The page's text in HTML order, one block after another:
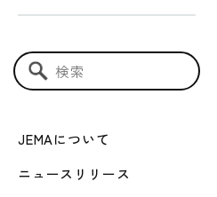
検索キーワード入力
JEMAについて
ニュースリリース
連
！